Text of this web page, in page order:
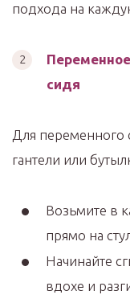
подхода на
сидя
Для переменного
гантели или
Возьмите в
прямо на
Начинайте
вдохе и